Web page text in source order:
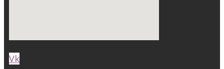
Vk